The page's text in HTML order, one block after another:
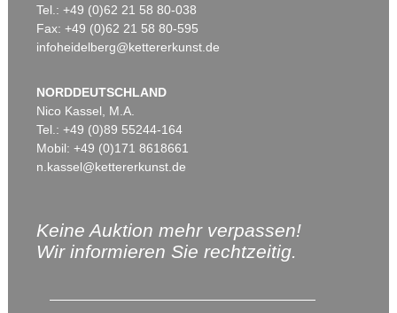
Tel.: +49 (0)62 21 58 80-038
Fax: +49 (0)62 21 58 80-595
infoheidelberg@kettererkunst.de
NORDDEUTSCHLAND
Nico Kassel, M.A.
Tel.: +49 (0)89 55244-164
Mobil: +49 (0)171 8618661
n.kassel@kettererkunst.de
Keine Auktion mehr verpassen!
Wir informieren Sie rechtzeitig.